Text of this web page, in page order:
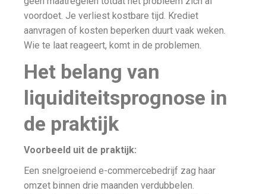
voordoet. Je verliest kostbare tijd. Krediet
aanvragen of kosten beperken duurt vaak weken.
Wie te laat reageert, komt in de problemen.
Het belang van
liquiditeitsprognose in
de praktijk
Voorbeeld uit de praktijk:
Een snelgroeiend e-commercebedrijf zag haar
omzet binnen drie maanden verdubbelen.